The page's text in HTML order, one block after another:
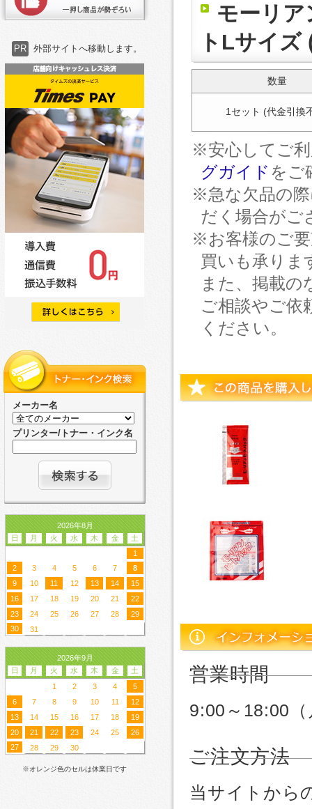
PR 外部サイトへ移動します。
メーカー名
プリンター/トナー・インク名
2026年8月
日
月 火 水 木 金
土
1
2
3 4 5 6 7
8
9
10 11 12 13 14
15
16
17 18 19 20 21
22
23
24 25 26 27 28
29
30
31
2026年9月
日
月 火 水 木 金
土
1
2 3 4
5
6
7 8 9 10 11
12
13
14 15 16 17 18
19
20
21 22 23 24 25
26
27
28 29 30
※オレンジ色のセルは休業日です
モーリ
トLサイ
数量
1セット (代金引換
※安心してご
グガイド をご
※急な欠品の
だく場合がご
※お客様のご
買いも承りま
また、掲載の
ご相談やご依
ください。
営業時間
9:00～18:00
ご注文方法
当サイトから